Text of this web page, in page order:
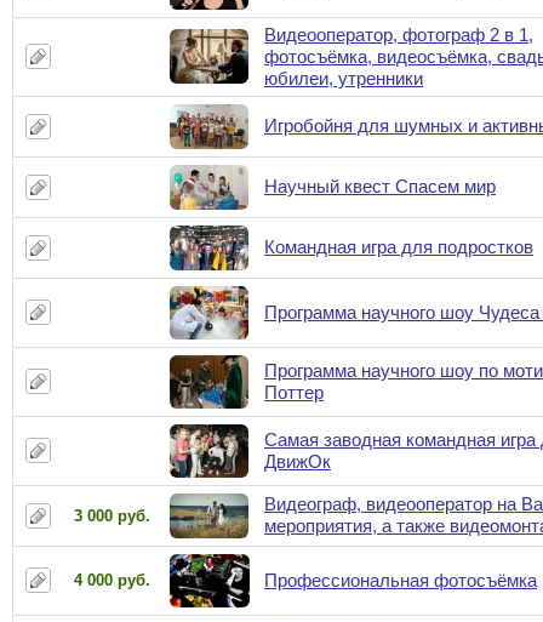
Видеооператор, фотограф 2 в 1,
фотосъёмка, видеосъёмка,
юбилеи, утренники
Игробойня для шумных и
Научный квест Спасем мир
Командная игра для подростков
Программа научного шоу
Программа научного шоу по
Поттер
Самая заводная командная игра
ДвижОк
3 000 руб.
Видеограф, видеооператор на
мероприятия, а также
4 000 руб. Профессиональная фотосъёмка